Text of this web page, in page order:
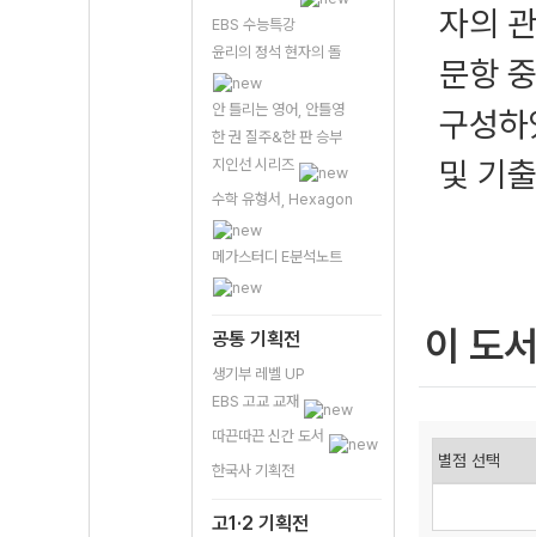
EBS 수능특강
윤리의 정석 현자의 돌
안 틀리는 영어, 안틀영
한 권 질주&한 판 승부
지인선 시리즈
수학 유형서, Hexagon
메가스터디 E분석노트
공통 기획전
생기부 레벨 UP
EBS 고교 교재
따끈따끈 신간 도서
한국사 기획전
고1·2 기획전
자의
문항
구성
및 기
이 도